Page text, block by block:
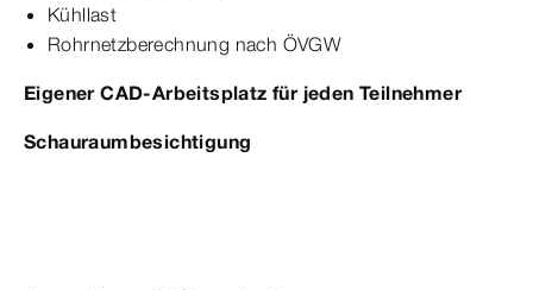
Kühllast
Rohrnetzberechnung nach ÖVGW
Eigener CAD-Arbeitsplatz für jeden Teilnehmer
Schauraumbesichtigung